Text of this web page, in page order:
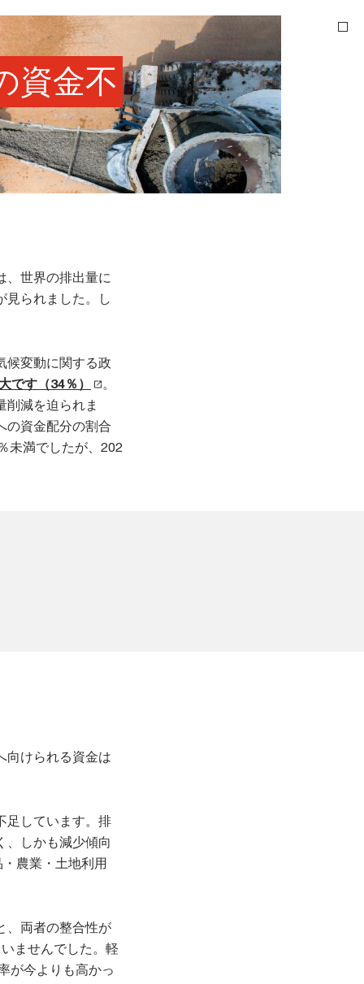
資金不
、世界の排出量に
見られました。し
候変動に関する政
です（34％）
。
削減を迫られま
の資金配分の割合
未満でしたが、202
向けられる資金は
足しています。排
、しかも減少傾向
農業・土地利用
、両者の整合性が
ませんでした。軽
が今よりも高かっ